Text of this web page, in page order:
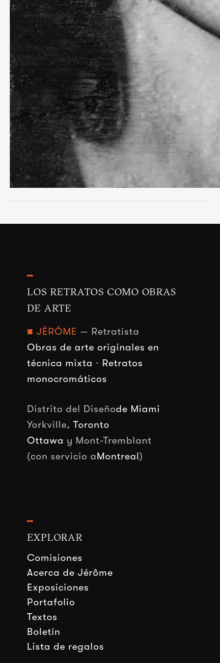
━
LOS RETRATOS COMO OBRAS
DE ARTE
■ JÉRÔME — Retratista
Obras de arte originales en
técnica mixta · Retratos
monocromáticos
Distrito del Diseñode Miami
Yorkville, Toronto
Ottawa y Mont-Tremblant
(con servicio aMontreal)
━
EXPLORAR
Comisiones
Acerca de Jérôme
Exposiciones
Portafolio
Textos
Boletín
Lista de regalos